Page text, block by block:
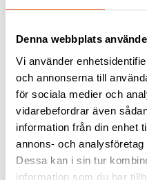
Denna webbplats
Vi använder
och annonserna till
för sociala medier och
vidarebefordrar även
information från din enhet
annons- och
Dessa kan i sin tur
information som du har
159kr
Andra